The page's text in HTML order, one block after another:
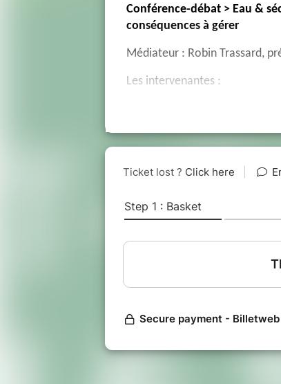
Conférence-débat > Eau &
conséquences à gérer
Médiateur : Robin Trassard,
Les intervenantes :
eaux souterraines et
Orléanais de l'Université